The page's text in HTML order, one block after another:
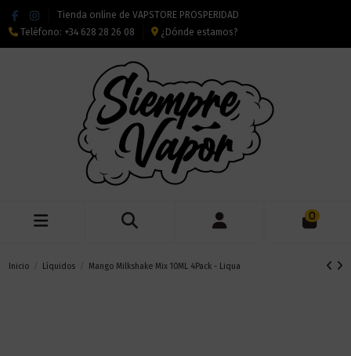
Tienda online de VAPSTORE PROSPERIDAD
Teléfono: +34 628 28 26 08 ¿Dónde estamos?
0
Inicio Líquidos Mango Milkshake Mix 10ML 4Pack - Liqua